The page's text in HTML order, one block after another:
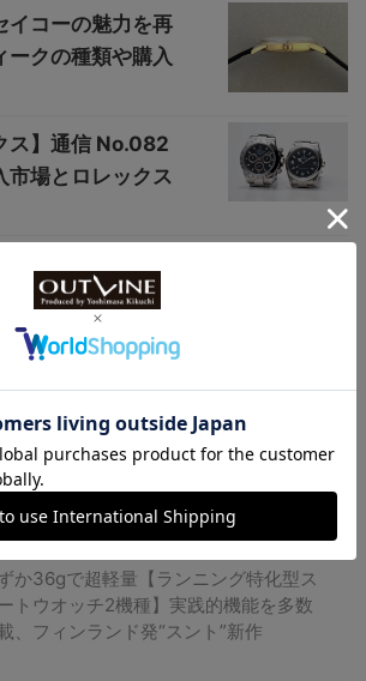
イコーの魅力を再
ークの種類や購入
ス】通信 No.082
市場とロレックス
瑯が美しいポー
で着用された腕時
か36gで超軽量【ランニング特化型ス
トウオッチ2機種】実践的機能を多数
、フィンランド発“スント”新作